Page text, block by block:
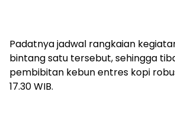
Padatnya jadwal rangkaian
bintang satu tersebut, sehingga
pembibitan kebun entres kopi
17.30 WIB.